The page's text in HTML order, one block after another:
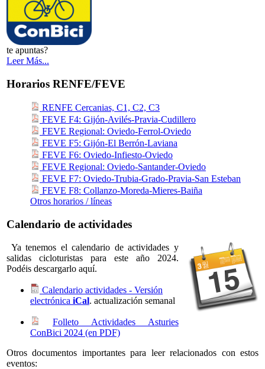
te apuntas?
Leer Más...
Horarios RENFE/FEVE
RENFE Cercanias, C1, C2, C3
FEVE F4: Gijón-Avilés-Pravia-Cudillero
FEVE Regional: Oviedo-Ferrol-Oviedo
FEVE F5: Gijón-El Berrón-Laviana
FEVE F6: Oviedo-Infiesto-Oviedo
FEVE Regional: Oviedo-Santander-Oviedo
FEVE F7: Oviedo-Trubia-Grado-Pravia-San Esteban
FEVE F8: Collanzo-Moreda-Mieres-Baiña
Otros horarios / líneas
Calendario de actividades
Ya tenemos el calendario de actividades y
salidas cicloturistas para este año 2024.
Podéis descargarlo aquí.
Calendario actividades - Versión
electrónica iCal. actualización semanal
Folleto Actividades Asturies
ConBici 2024 (en PDF)
Otros documentos importantes para leer relacionados con estos
eventos: